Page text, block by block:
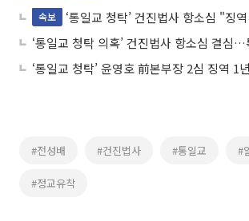
속보
‘통일교 청탁’ 건진법사 항소심 "징역 5년
#전성배 #건진법사 #통일교 #
#정교유착